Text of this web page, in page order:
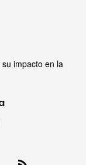
impacto en la